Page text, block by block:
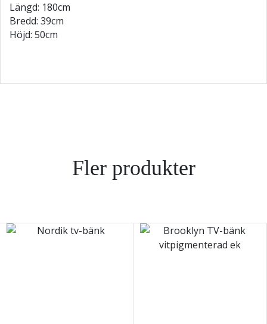
Längd: 180cm
Bredd: 39cm
Höjd: 50cm
Fler produkter